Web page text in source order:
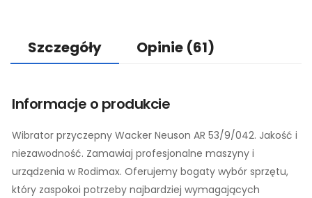
Szczegóły Opinie (61)
Informacje o produkcie
Wibrator przyczepny Wacker Neuson AR 53/9/042. Jakość i
niezawodność. Zamawiaj profesjonalne maszyny i
urządzenia w Rodimax. Oferujemy bogaty wybór sprzętu,
który zaspokoi potrzeby najbardziej wymagających